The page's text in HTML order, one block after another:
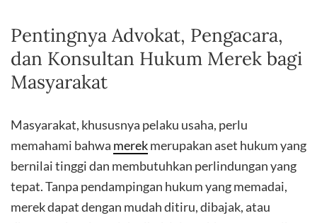
Pentingnya Advokat, Pengacara,
dan Konsultan Hukum Merek bagi
Masyarakat
Masyarakat, khususnya pelaku usaha, perlu
memahami bahwa merekmerupakan aset hukum yang
bernilai tinggi dan membutuhkan perlindungan yang
tepat. Tanpa pendampingan hukum yang memadai,
merek dapat dengan mudah ditiru, dibajak, atau